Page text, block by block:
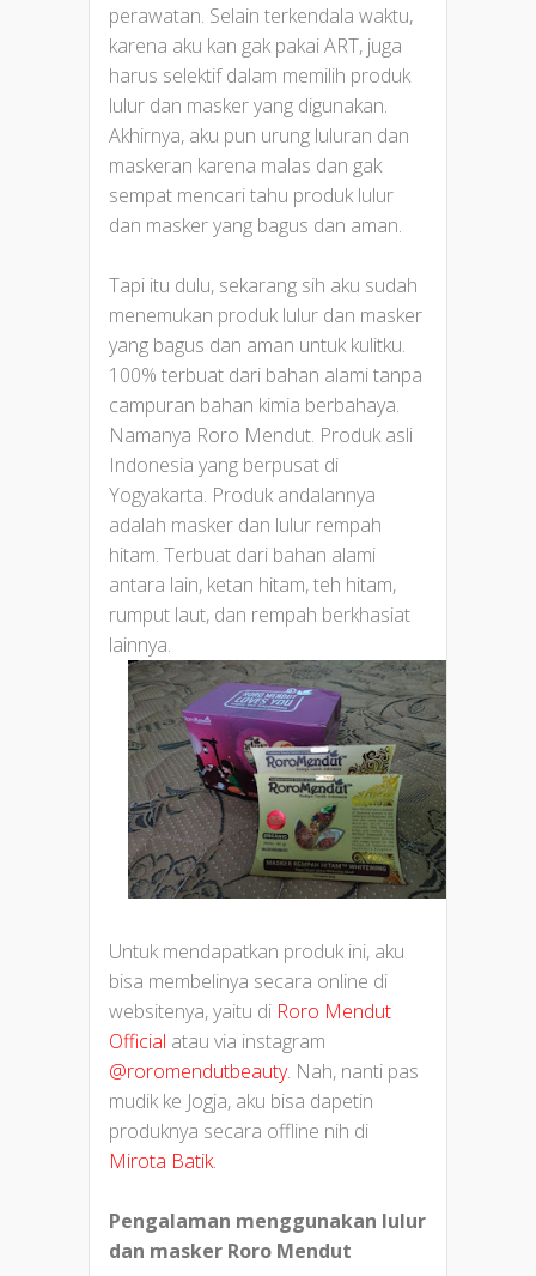
perawatan. Selain terkendala waktu,
karena aku kan gak pakai ART, juga
harus selektif dalam memilih produk
lulur dan masker yang digunakan.
Akhirnya, aku pun urung luluran dan
maskeran karena malas dan gak
sempat mencari tahu produk lulur
dan masker yang bagus dan aman.
Tapi itu dulu, sekarang sih aku sudah
menemukan produk lulur dan masker
yang bagus dan aman untuk kulitku.
100% terbuat dari bahan alami tanpa
campuran bahan kimia berbahaya.
Namanya Roro Mendut. Produk asli
Indonesia yang berpusat di
Yogyakarta. Produk andalannya
adalah masker dan lulur rempah
hitam. Terbuat dari bahan alami
antara lain, ketan hitam, teh hitam,
rumput laut, dan rempah berkhasiat
lainnya.
Untuk mendapatkan produk ini, aku
bisa membelinya secara online di
websitenya, yaitu di Roro Mendut
Official atau via instagram
@roromendutbeauty. Nah, nanti pas
mudik ke Jogja, aku bisa dapetin
produknya secara offline nih di
Mirota Batik.
Pengalaman menggunakan lulur
dan masker Roro Mendut